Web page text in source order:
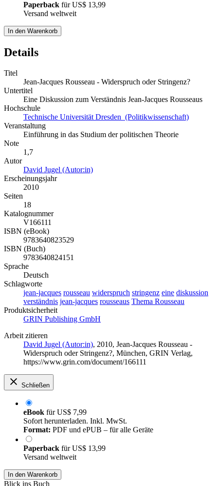
Paperback fürUS$ 13,99
Versand weltweit
In den Warenkorb
Details
Titel
Jean-Jacques Rousseau - Widerspruch oder Stringenz?
Untertitel
Eine Diskussion zum Verständnis Jean-Jacques Rousseaus
Hochschule
Technische Universität Dresden (Politikwissenschaft)
Veranstaltung
Einführung in das Studium der politischen Theorie
Note
1,7
Autor
David Jugel (Autor:in)
Erscheinungsjahr
2010
Seiten
18
Katalognummer
V166111
ISBN (eBook)
9783640823529
ISBN (Buch)
9783640824151
Sprache
Deutsch
Schlagworte
jean-jacques rousseau widerspruch stringenz eine diskussion
verständnis jean-jacques rousseaus Thema Rousseau
Produktsicherheit
GRIN Publishing GmbH
Arbeit zitieren
David Jugel (Autor:in), 2010, Jean-Jacques Rousseau -
Widerspruch oder Stringenz?, München, GRIN Verlag,
https://www.grin.com/document/166111
Schließen
eBook fürUS$ 7,99
Sofort herunterladen. Inkl. MwSt.
Format: PDF und ePUB – für alle Geräte
Paperback fürUS$ 13,99
Versand weltweit
In den Warenkorb
Blick ins Buch